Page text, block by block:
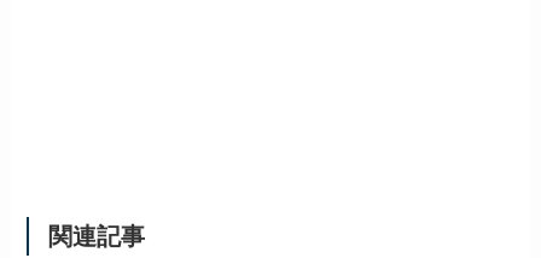
関連記事